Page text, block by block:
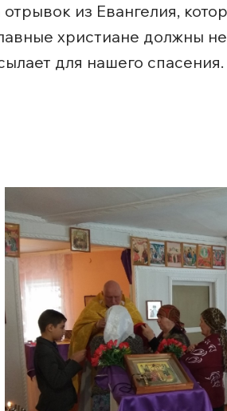
из Евангелия,
христиане должны
для нашего спасения.